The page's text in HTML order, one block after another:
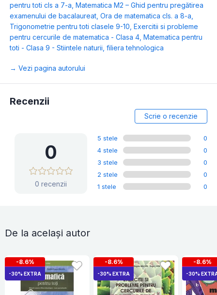
pentru toti cls a 7-a Matematica M2 – Ghid pentru pregătirea
examenului de bacalaureat Ora de matematica cls. a 8-a
Trigonometrie pentru toti clasele 9-10 Exercitii si probleme
pentru cercurile de matematica - Clasa 4 Matematica pentru
toti - Clasa 9 - Stiintele naturii, filiera tehnologica
→ Vezi pagina autorului
Recenzii
Scrie o recenzie
0
0 recenzii
5 stele
0
4 stele
0
3 stele
0
2 stele
0
1 stele
0
De la același autor
-8.6%
-30% EXTRA
-8.6%
-30% EXTRA
-8.6%
-30%